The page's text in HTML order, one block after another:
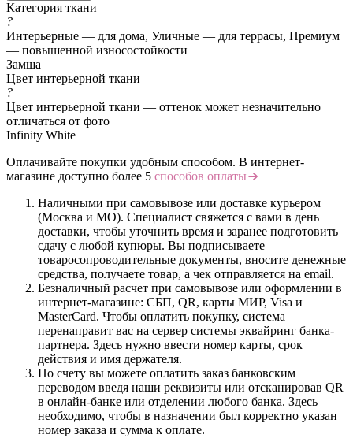
Категория ткани
?
Интерьерные — для дома, Уличные — для террасы, Премиум
— повышенной износостойкости
Замша
Цвет интерьерной ткани
?
Цвет интерьерной ткани — оттенок может незначительно
отличаться от фото
Infinity White
Оплачивайте покупки удобным способом. В интернет-
магазине доступно более 5 способов оплаты
Наличными при самовывозе или доставке курьером
(Москва и МО). Специалист свяжется с вами в день
доставки, чтобы уточнить время и заранее подготовить
сдачу с любой купюры. Вы подписываете
товаросопроводительные документы, вносите денежные
средства, получаете товар, а чек отправляется на email.
Безналичный расчет при самовывозе или оформлении в
интернет-магазине: СБП, QR, карты МИР, Visa и
MasterCard. Чтобы оплатить покупку, система
перенаправит вас на сервер системы эквайринг банка-
партнера. Здесь нужно ввести номер карты, срок
действия и имя держателя.
По счету вы можете оплатить заказ банковским
переводом введя наши реквизиты или отсканировав QR
в онлайн-банке или отделении любого банка. Здесь
необходимо, чтобы в назначении был корректно указан
номер заказа и сумма к оплате.